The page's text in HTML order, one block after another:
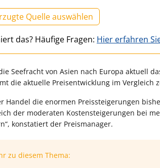
Quelle auswählen
das? Häufige Fragen: Hier erfahren
Seefracht von Asien nach Europa aktuell
die aktuelle Preisentwicklung im
Handel die enormen Preissteigerungen
der moderaten Kostensteigerungen bei
konstatiert der Preismanager.
zu diesem Thema: